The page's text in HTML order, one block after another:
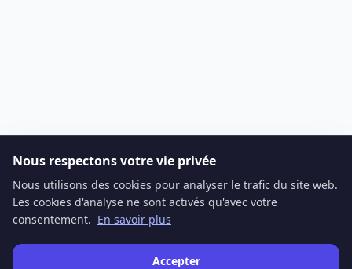
Nous respectons votre vie privée
Nous utilisons des cookies pour analyser le trafic du site web.
Les cookies d'analyse ne sont activés qu'avec votre
consentement. En savoir plus
Accepter